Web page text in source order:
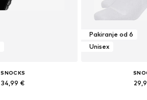
SNOCKS
34,99 €
Pakiranje od 6
Unisex